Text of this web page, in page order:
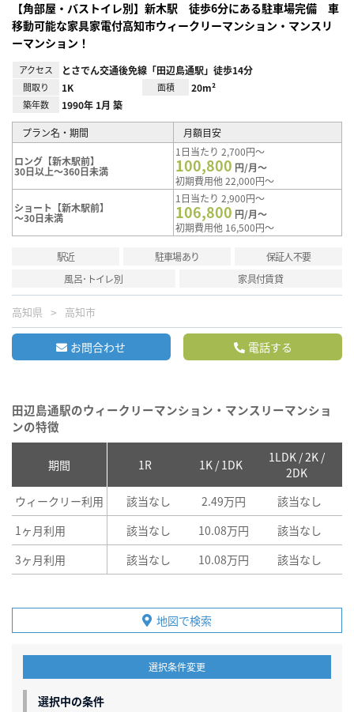
【角部屋・バストイレ別】新木駅 徒歩6分にある駐車場完備 車
移動可能な家具家電付高知市ウィークリーマンション・マンスリ
ーマンション！
アクセス とさでん交通後免線「田辺島通駅」徒歩14分
間取り 1K 面積 20m²
築年数 1990年 1月 築
プラン名・期間 月額目安
ロング【新木駅前】
30日以上～360日未満
1日当たり 2,700円～
100,800 円/月～
初期費用他 22,000円～
ショート【新木駅前】
～30日未満
1日当たり 2,900円～
106,800 円/月～
初期費用他 16,500円～
駅近 駐車場あり
保証人不要
風呂･トイレ別
家具付賃貸
高知県 高知市
お問合わせ 電話する
田辺島通駅のウィークリーマンション・マンスリーマンショ
ンの特徴
期間 1R 1K / 1DK
1LDK / 2K /
2DK
ウィークリー利用 該当なし 2.49万円 該当なし
1ヶ月利用
該当なし 10.08万円 該当なし
3ヶ月利用
該当なし 10.08万円 該当なし
地図で検索
選択条件変更
選択中の条件